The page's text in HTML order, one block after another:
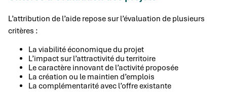
L’attribution de l’aide repose sur l’évaluation de plusieurs
critères :
La viabilité économique du projet
L’impact sur l’attractivité du territoire
Le caractère innovant de l’activité proposée
La création ou le maintien d’emplois
La complémentarité avec l’offre existante